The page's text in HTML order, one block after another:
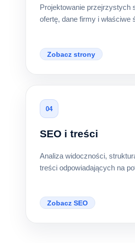
Projektowanie przejrzystych
ofertę, dane firmy i właściwe
Zobacz strony
04
SEO i treści
Analiza widoczności,
treści odpowiadających na
Zobacz SEO